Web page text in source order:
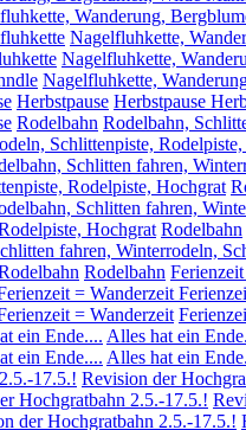
Wanderung,
Nagelfluhkette,
Nagelfluhkette,
Nagelfluhkette,
Herbstpause Herbstpause
Rodelbahn Rodelbahn,
Schlittenpiste,
Schlitten fahren,
Rodelpiste, Hochgrat
Schlitten fahren,
Hochgrat Rodelbahn
fahren, Winterrodeln,
Rodelbahn
= Wanderzeit
= Wanderzeit
ein Ende.... Alles hat ein
ein Ende.... Alles hat ein
17.5.! Revision der
Hochgratbahn 2.5.-17.5.!
der Hochgratbahn 2.5.-17.5.!